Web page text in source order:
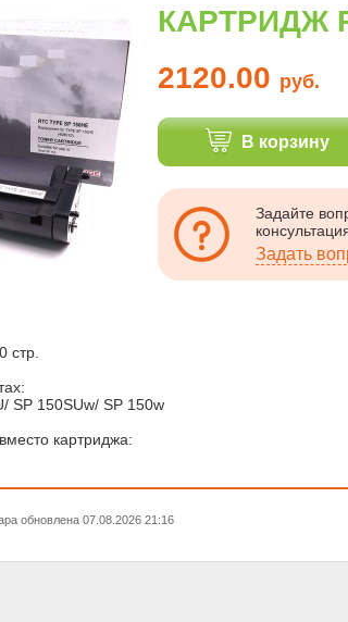
КАРТРИДЖ
2120.00 руб.
В корзину
Задайте
Задать
стр.
SP 150SUw/ SP 150w
картриджа:
обновлена 07.08.2026 21:16